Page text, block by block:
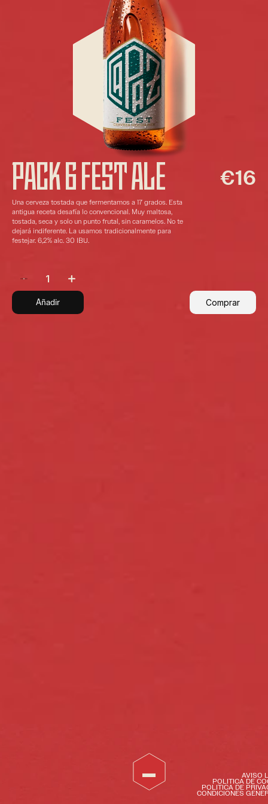
PACK 6 FEST ALE €16
Una cerveza tostada que fermentamos a 17 grados. Esta
antigua receta desafía lo convencional. Muy maltosa,
tostada, seca y solo un punto frutal, sin caramelos. No te
dejará indiferente. La usamos tradicionalmente para
festejar. 6,2% alc. 30 IBU.
Añadir Comprar
AVISO
POLITICA DE
POLITICA DE
CONDICIONES